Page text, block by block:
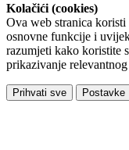
Kolačići (cookies)
Ova web stranica
osnovne funkcije i
razumjeti kako koristite
prikazivanje relevantnog
Prihvati sve Postavke